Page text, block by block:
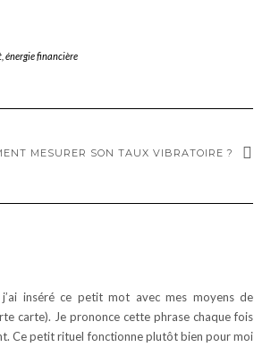
, énergie financière
MESURER SON TAUX VIBRATOIRE ?
inséré ce petit mot avec mes moyens de
carte). Je prononce cette phrase chaque fois
Ce petit rituel fonctionne plutôt bien pour moi